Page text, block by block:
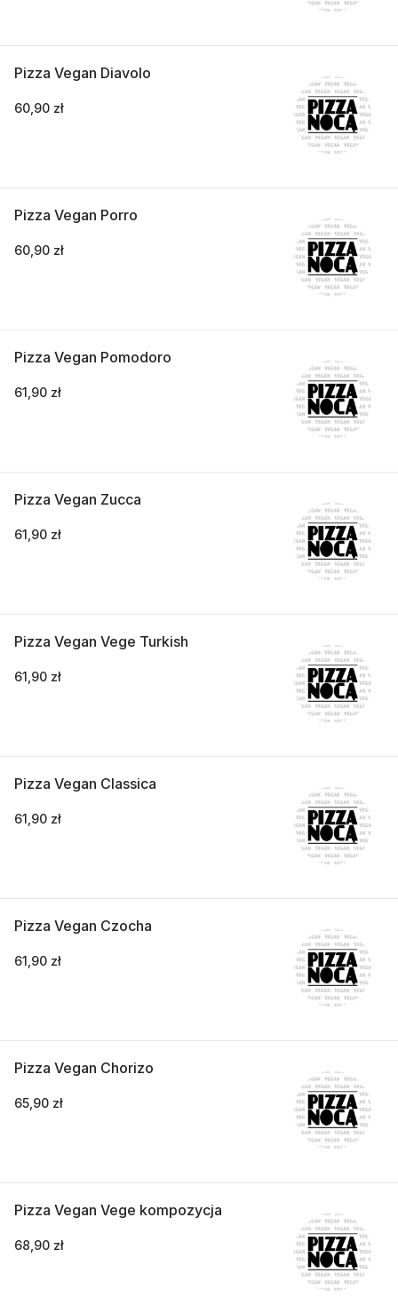
Pizza Vegan Diavolo
60,90 zł
Pizza Vegan Porro
60,90 zł
Pizza Vegan Pomodoro
61,90 zł
Pizza Vegan Zucca
61,90 zł
Pizza Vegan Vege Turkish
61,90 zł
Pizza Vegan Classica
61,90 zł
Pizza Vegan Czocha
61,90 zł
Pizza Vegan Chorizo
65,90 zł
Pizza Vegan Vege kompozycja
68,90 zł